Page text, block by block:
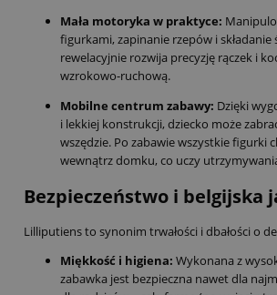
Mała motoryka w praktyce:
figurkami, zapinanie rzepów i składanie
rewelacyjnie rozwija precyzję rączek i
wzrokowo-ruchową.
Mobilne centrum zabawy: Dzięki
i lekkiej konstrukcji, dziecko może
wszędzie. Po zabawie wszystkie figurki
wewnątrz domku, co uczy
Bezpieczeństwo i belgijska
Lilliputiens to synonim trwałości i dbałości o
Miękkość i higiena: Wykonana z
zabawka jest bezpieczna nawet dla